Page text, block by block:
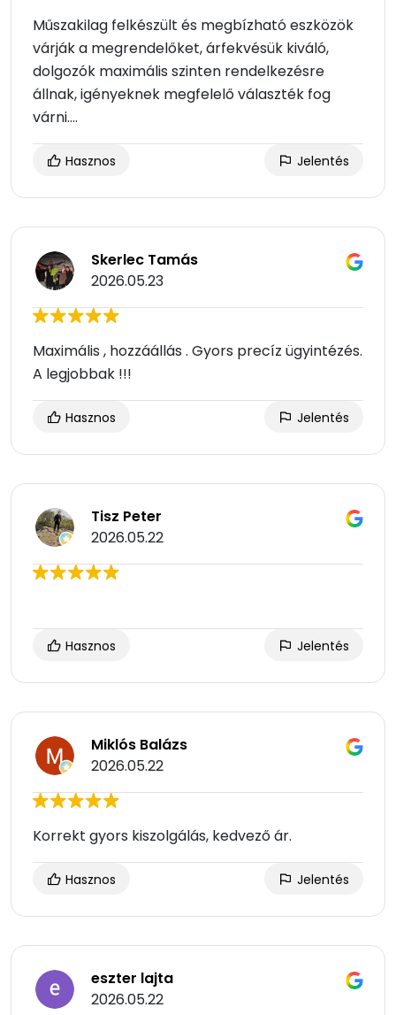
Műszakilag felkészült és megbízható eszközök
várják a megrendelőket, árfekvésük kiváló,
dolgozók maximális szinten rendelkezésre
állnak, igényeknek megfelelő választék fog
várni....
Hasznos Jelentés
Skerlec Tamás
2026.05.23
Maximális , hozzáállás . Gyors precíz ügyintézés.
A legjobbak !!!
Hasznos Jelentés
Tisz Peter
2026.05.22
Hasznos Jelentés
Miklós Balázs
2026.05.22
Korrekt gyors kiszolgálás, kedvező ár.
Hasznos Jelentés
eszter lajta
2026.05.22